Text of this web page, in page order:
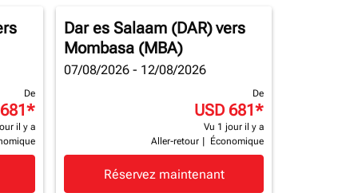
De
*
il y a
Dar es Salaam (DAR)vers
Mombasa (MBA)
07/08/2026 - 12/08/2026
De
USD 681*
Vu 1 jour il y a
Aller-retour
Économique
Réservez maintenant